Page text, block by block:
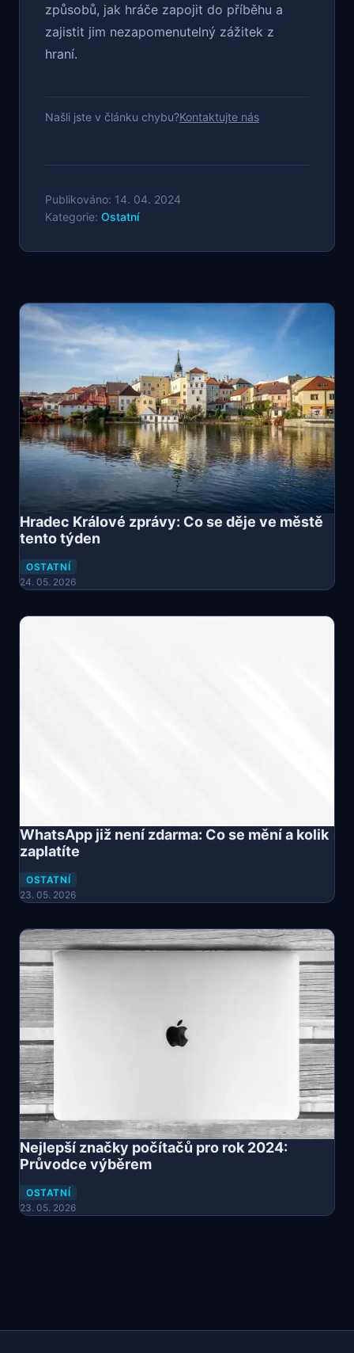
způsobů, jak hráče zapojit do příběhu a
zajistit jim nezapomenutelný zážitek z
hraní.
Našli jste v článku chybu?Kontaktujte nás
Publikováno: 14. 04. 2024
Kategorie: Ostatní
Hradec Králové zprávy: Co se děje ve městě
tento týden
OSTATNÍ
24. 05. 2026
WhatsApp již není zdarma: Co se mění a kolik
zaplatíte
OSTATNÍ
23. 05. 2026
Nejlepší značky počítačů pro rok 2024:
Průvodce výběrem
OSTATNÍ
23. 05. 2026